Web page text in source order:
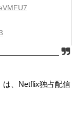
、Netflix独占配信